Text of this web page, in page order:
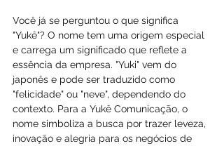
Você já se perguntou o que significa
"Yukê"? O nome tem uma origem especial
e carrega um significado que reflete a
essência da empresa. "Yuki" vem do
japonês e pode ser traduzido como
"felicidade" ou "neve", dependendo do
contexto. Para a Yukê Comunicação, o
nome simboliza a busca por trazer leveza,
inovação e alegria para os negócios de